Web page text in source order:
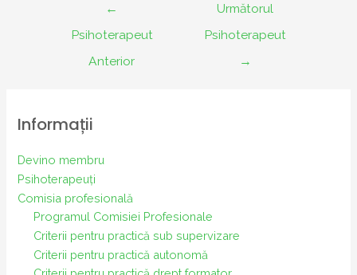
←
Psihoterapeut
Anterior
Următorul
Psihoterapeut
→
Informații
Devino membru
Psihoterapeuți
Comisia profesională
Programul Comisiei Profesionale
Criterii pentru practică sub supervizare
Criterii pentru practică autonomă